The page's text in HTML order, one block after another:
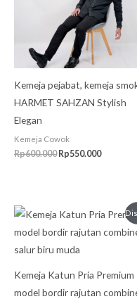
Kemeja pejabat, kemeja
HARMET SAHZAN Stylish
Elegan
Kemeja Cowok
Rp600.000 Rp550.000
Kemeja Katun Pria Premium
model bordir rajutan
Harga
aslinya
adalah:
Harga
saat
ini